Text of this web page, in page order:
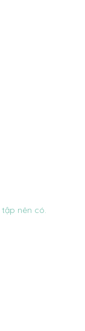
nên có.